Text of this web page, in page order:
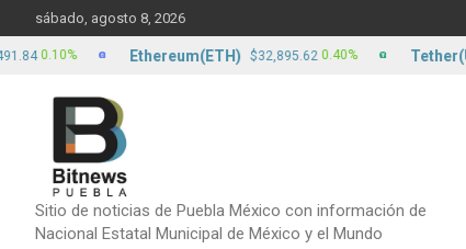
to
content
sábado, agosto 8, 2026
Sitio de noticias de Puebla México con información de
Nacional Estatal Municipal de México y el Mundo
Ethereum(ETH) $32,895.62 0.40% Tether(USDT)